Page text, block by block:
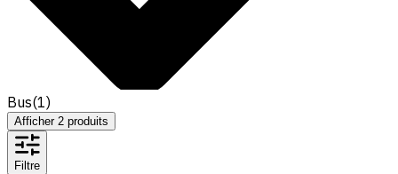
Bus(1)
Afficher 2 produits
Filtre